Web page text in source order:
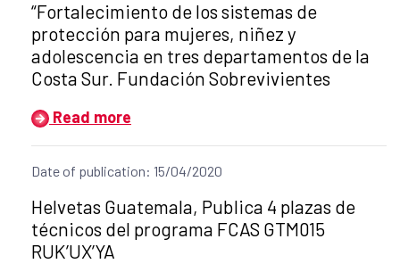
“Fortalecimiento de los sistemas de
protección para mujeres, niñez y
adolescencia en tres departamentos de la
Costa Sur. Fundación Sobrevivientes
Read more
Date of publication: 15/04/2020
Title of the announcement:
Helvetas Guatemala, Publica 4 plazas de
técnicos del programa FCAS GTM015
RUK’UX’YA